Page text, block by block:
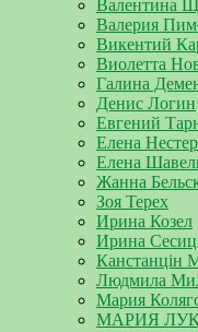
Валентина
Валерия
Викентий
Виолетта
Галина
Денис Логин
Евгений
Елена
Елена
Жанна
Зоя Терех
Ирина Козел
Ирина
Канстанцін
Людмила
Мария
МАРИЯ